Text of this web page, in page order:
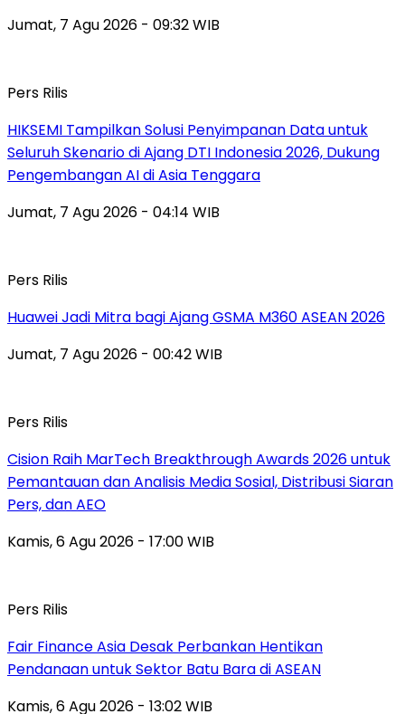
Jumat, 7 Agu 2026 - 09:32 WIB
Pers Rilis
HIKSEMI Tampilkan Solusi Penyimpanan Data untuk
Seluruh Skenario di Ajang DTI Indonesia 2026, Dukung
Pengembangan AI di Asia Tenggara
Jumat, 7 Agu 2026 - 04:14 WIB
Pers Rilis
Huawei Jadi Mitra bagi Ajang GSMA M360 ASEAN 2026
Jumat, 7 Agu 2026 - 00:42 WIB
Pers Rilis
Cision Raih MarTech Breakthrough Awards 2026 untuk
Pemantauan dan Analisis Media Sosial, Distribusi Siaran
Pers, dan AEO
Kamis, 6 Agu 2026 - 17:00 WIB
Pers Rilis
Fair Finance Asia Desak Perbankan Hentikan
Pendanaan untuk Sektor Batu Bara di ASEAN
Kamis, 6 Agu 2026 - 13:02 WIB